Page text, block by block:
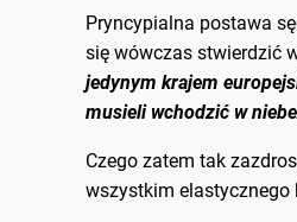
Pryncypialna postawa
się wówczas stwierdzić
jedynym krajem
musieli wchodzić w
Czego zatem tak
wszystkim elastycznego